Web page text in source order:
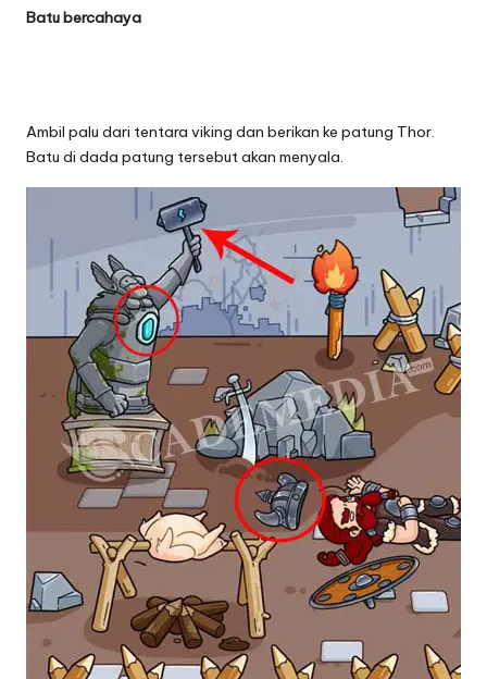
Batu bercahaya
Ambil palu dari tentara viking dan berikan ke patung Thor.
Batu di dada patung tersebut akan menyala.